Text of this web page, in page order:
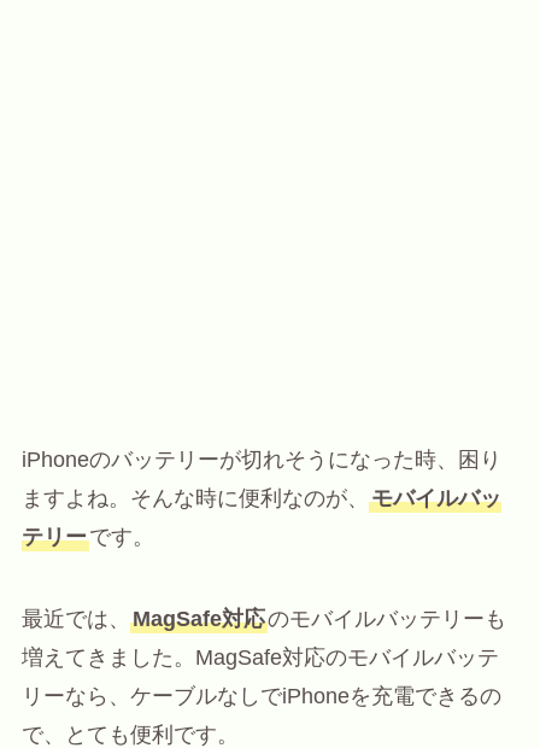
iPhoneのバッテリーが切れそうになった時、困り
ますよね。そんな時に便利なのが、 モバイルバッ
テリーです。
最近では、 MagSafe対応のモバイルバッテリーも
増えてきました。MagSafe対応のモバイルバッテ
リーなら、ケーブルなしでiPhoneを充電できるの
で、とても便利です。